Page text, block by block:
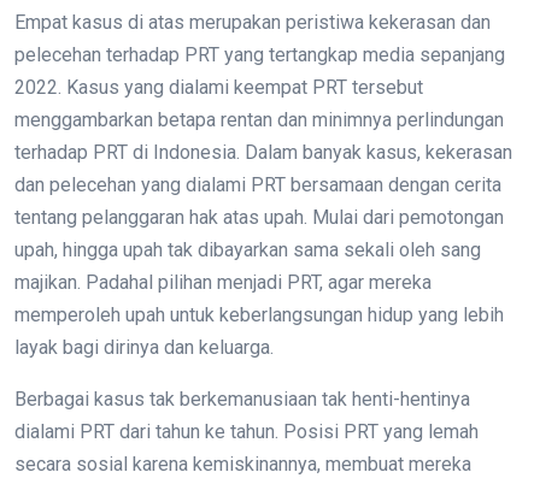
Empat kasus di atas merupakan peristiwa kekerasan dan
pelecehan terhadap PRT yang tertangkap media sepanjang
2022. Kasus yang dialami keempat PRT tersebut
menggambarkan betapa rentan dan minimnya perlindungan
terhadap PRT di Indonesia. Dalam banyak kasus, kekerasan
dan pelecehan yang dialami PRT bersamaan dengan cerita
tentang pelanggaran hak atas upah. Mulai dari pemotongan
upah, hingga upah tak dibayarkan sama sekali oleh sang
majikan. Padahal pilihan menjadi PRT, agar mereka
memperoleh upah untuk keberlangsungan hidup yang lebih
layak bagi dirinya dan keluarga.
Berbagai kasus tak berkemanusiaan tak henti-hentinya
dialami PRT dari tahun ke tahun. Posisi PRT yang lemah
secara sosial karena kemiskinannya, membuat mereka